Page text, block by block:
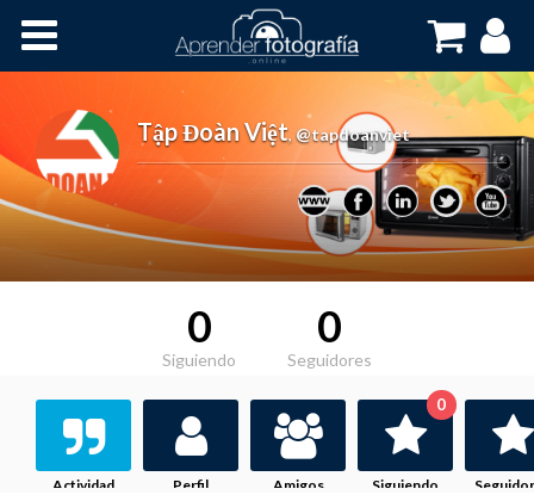
Cursos OnLine
Tập Đoàn Việt, @tapdoanviet
0
Siguiendo
0
Seguidores
Actividad Perfil Amigos Siguiendo
0